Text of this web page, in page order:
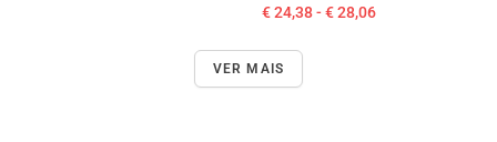
€ 24,38 - € 28,06
VER MAIS